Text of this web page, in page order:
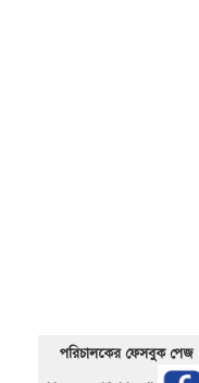
পরিচালকের ফেসবুক পেজ